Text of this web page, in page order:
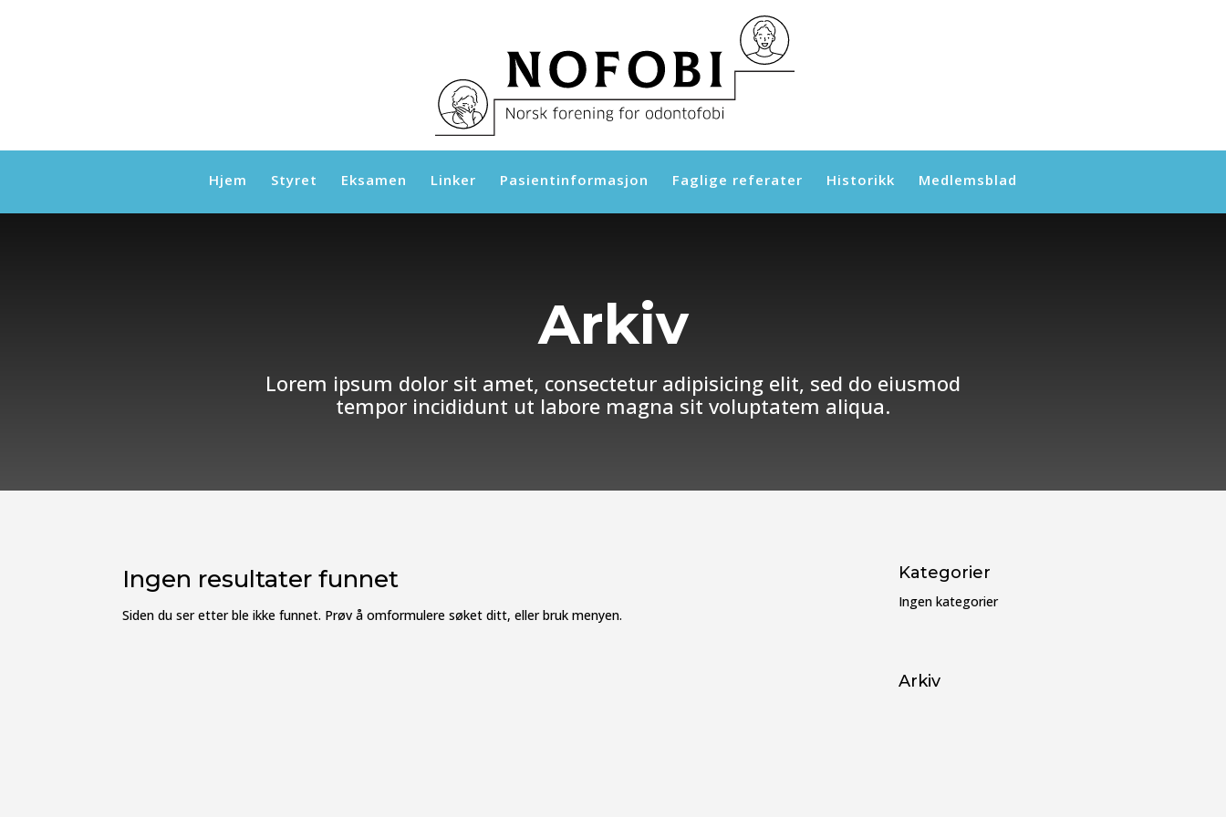
Hjem Styret Eksamen Linker Pasientinformasjon Faglige referater Historikk Medlemsblad
Arkiv
Lorem ipsum dolor sit amet, consectetur adipisicing elit, sed do eiusmod
tempor incididunt ut labore magna sit voluptatem aliqua.
Ingen resultater funnet
Siden du ser etter ble ikke funnet. Prøv å omformulere søket ditt, eller bruk menyen.
Kategorier
Ingen kategorier
Arkiv